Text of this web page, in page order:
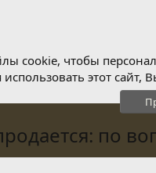
cookie, чтобы
этот сайт,
по